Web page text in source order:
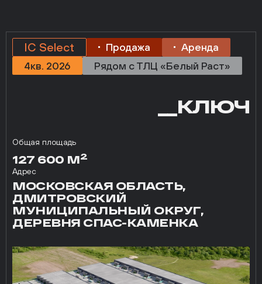
IC Select Продажа
Аренда
4кв. 2026
Рядом с ТЛЦ «Белый Раст»
__КЛЮЧ
Общая площадь
127 600 М2
Адрес
МОСКОВСКАЯ ОБЛАСТЬ,
ДМИТРОВСКИЙ
МУНИЦИПАЛЬНЫЙ ОКРУГ,
ДЕРЕВНЯ СПАС-КАМЕНКА